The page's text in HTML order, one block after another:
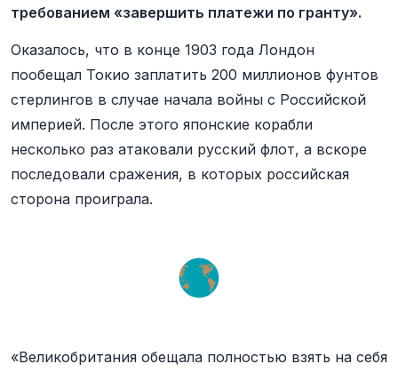
требованием «завершить платежи по гранту».
Оказалось, что в конце 1903 года Лондон
пообещал Токио заплатить 200 миллионов фунтов
стерлингов в случае начала войны с Российской
империей. После этого японские корабли
несколько раз атаковали русский флот, а вскоре
последовали сражения, в которых российская
сторона проиграла.
«Великобритания обещала полностью взять на себя